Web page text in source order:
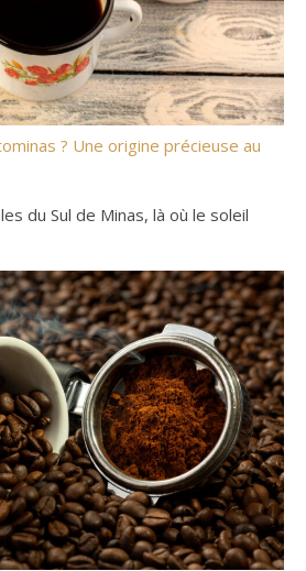
? Une origine précieuse au
du Sul de Minas, là où le soleil